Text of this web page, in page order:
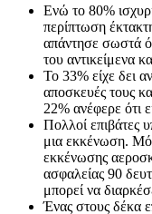
Ενώ το 80%
περίπτωση
απάντησε σωστά
του αντικείμενα
Το 33% είχε δει
αποσκευές τους
22% ανέφερε ότι
Πολλοί επιβάτες
μια εκκένωση.
εκκένωσης
ασφαλείας 90
μπορεί να
Ένας στους δέκα